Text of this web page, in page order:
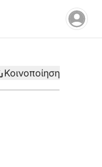
Κοινοποίηση